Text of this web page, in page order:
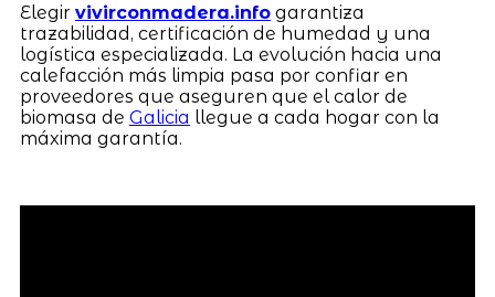
Elegir vivirconmadera.infogarantiza
trazabilidad, certificación de humedad y una
logística especializada. La evolución hacia una
calefacción más limpia pasa por confiar en
proveedores que aseguren que el calor de
biomasa de Galicia llegue a cada hogar con la
máxima garantía.